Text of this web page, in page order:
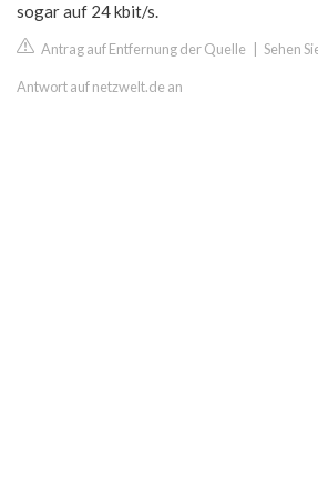
sogar auf 24 kbit/s.
Antrag auf Entfernung der Quelle Sehen
Antwort auf netzwelt.de an